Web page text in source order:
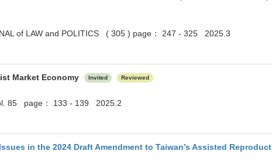
of LAW and POLITICS ( 305 ) page： 247 - 325 2025.3
Market Economy Invited Reviewed
85 page： 133 - 139 2025.2
in the 2024 Draft Amendment to Taiwan’s Assisted